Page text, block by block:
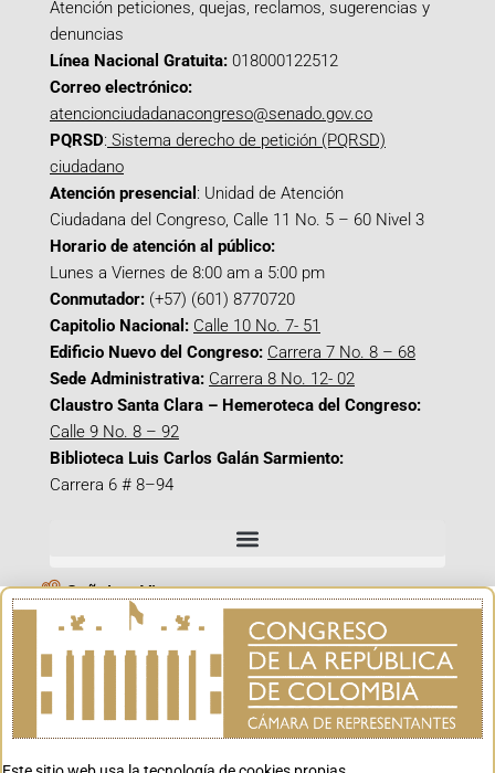
Atención peticiones, quejas, reclamos, sugerencias y
denuncias
Línea Nacional Gratuita: 018000122512
Correo electrónico:
atencionciudadanacongreso@senado.gov.co
PQRSD: Sistema derecho de petición (PQRSD)
ciudadano
Atención presencial : Unidad de Atención
Ciudadana del Congreso, Calle 11 No. 5 – 60 Nivel 3
Horario de atención al público:
Lunes a Viernes de 8:00 am a 5:00 pm
Conmutador: (+57) (601) 8770720
Capitolio Nacional: Calle 10 No. 7- 51
Edificio Nuevo del Congreso: Carrera 7 No. 8 – 68
Sede Administrativa: Carrera 8 No. 12- 02
Claustro Santa Clara – Hemeroteca del Congreso:
Calle 9 No. 8 – 92
Biblioteca Luis Carlos Galán Sarmiento:
Carrera 6 # 8–94
Señal en Vivo
Facebook_@CamaraColombia
Instagram_@CamaraColombia
X_@CamaraColombia
Youtube_@CamaraColombia
Tiktok_@CamaraColombia